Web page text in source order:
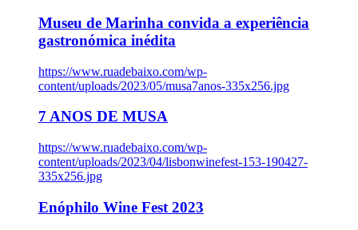
Museu de Marinha convida a experiência
gastronómica inédita
https://www.ruadebaixo.com/wp-
content/uploads/2023/05/musa7anos-335x256.jpg
7 ANOS DE MUSA
https://www.ruadebaixo.com/wp-
content/uploads/2023/04/lisbonwinefest-153-190427-
335x256.jpg
Enóphilo Wine Fest 2023